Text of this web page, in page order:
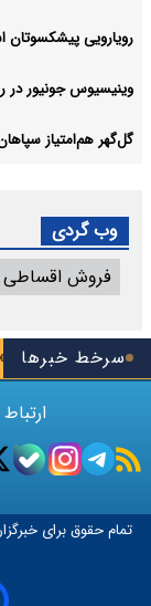
سرخط خبرها
«کودک‌بلاگرها»
رویارویی پیشکسوتان
وینیسیوس جونیور در
گل‌گهر هم‌امتیاز
وب گردی
فروش اقساطی
تمام حقوق برای